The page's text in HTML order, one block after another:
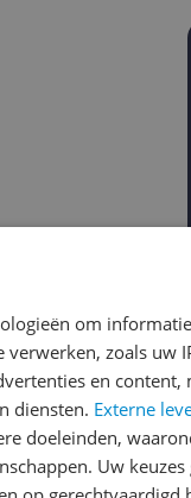
om
zoals uw
en content,
diensten. Externe
doeleinden,
Uw keuzes